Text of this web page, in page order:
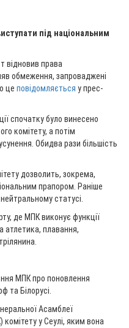
під національним
відновив права
обмеження, запроваджені
це повідомляється у прес-
спочатку було винесено
комітету, а потім
Обидва рази більшість
дозволить, зокрема,
прапором. Раніше
статусі.
де МПК виконує функції
атлетика, плавання,
МПК про поновлення
та Білорусі.
Асамблеї
у Сеулі, яким вона